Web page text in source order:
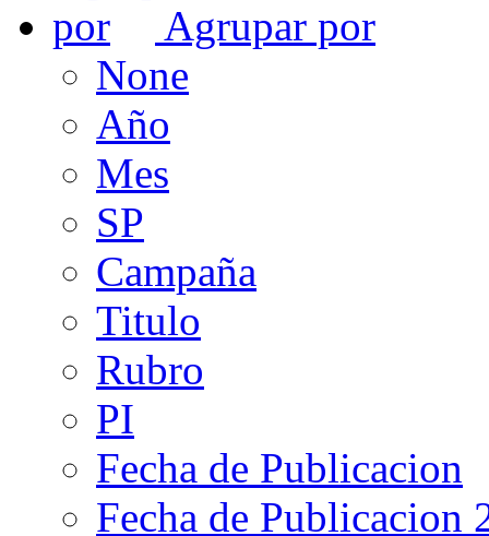
Agrupar por
None
Año
Mes
SP
Campaña
Titulo
Rubro
PI
Fecha de Publicacion
Fecha de Publicacion